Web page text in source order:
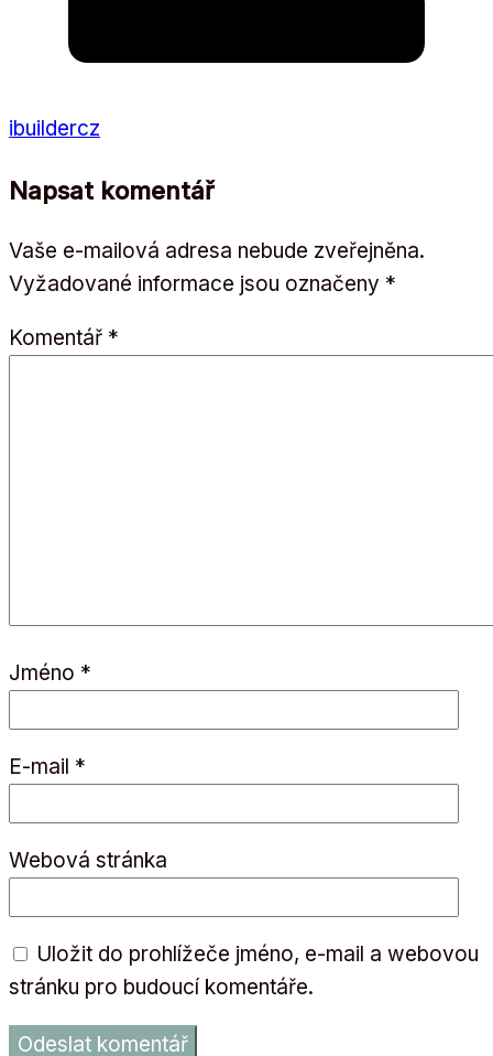
ibuildercz
Napsat komentář
Vaše e-mailová adresa nebude zveřejněna.
Vyžadované informace jsou označeny *
Komentář *
Jméno *
E-mail *
Webová stránka
Uložit do prohlížeče jméno, e-mail a webovou
stránku pro budoucí komentáře.